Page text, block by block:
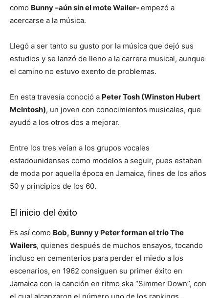
como Bunny –aún sin el mote Wailer- empezó a
acercarse a la música.
Llegó a ser tanto su gusto por la música que dejó sus
estudios y se lanzó de lleno a la carrera musical, aunque
el camino no estuvo exento de problemas.
En esta travesía conoció a Peter Tosh (Winston Hubert
McIntosh), un joven con conocimientos musicales, que
ayudó a los otros dos a mejorar.
Entre los tres veían a los grupos vocales
estadounidenses como modelos a seguir, pues estaban
de moda por aquella época en Jamaica, fines de los años
50 y principios de los 60.
El inicio del éxito
Es así como Bob, Bunny y Peter forman el trío The
Wailers, quienes después de muchos ensayos, tocando
incluso en cementerios para perder el miedo a los
escenarios, en 1962 consiguen su primer éxito en
Jamaica con la canción en ritmo ska “Simmer Down”, con